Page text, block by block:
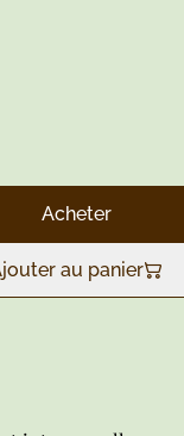
Acheter
au panier